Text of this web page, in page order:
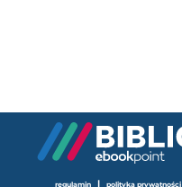
regulamin | polityka prywatności